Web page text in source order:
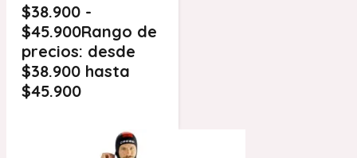
$38.900 -
$45.900Rango de
precios: desde
$38.900 hasta
$45.900